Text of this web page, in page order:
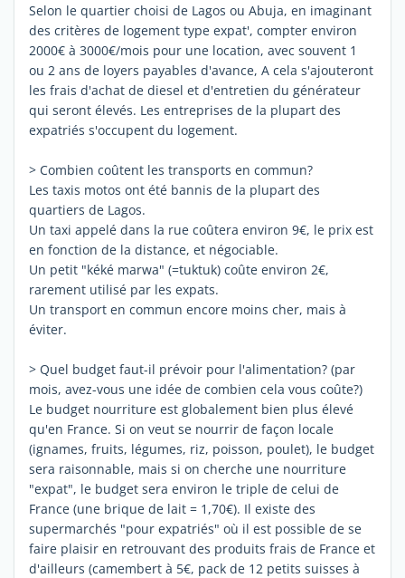
Selon le quartier choisi de Lagos ou Abuja, en imaginant
des critères de logement type expat', compter environ
2000€ à 3000€/mois pour une location, avec souvent 1
ou 2 ans de loyers payables d'avance, A cela s'ajouteront
les frais d'achat de diesel et d'entretien du générateur
qui seront élevés. Les entreprises de la plupart des
expatriés s'occupent du logement.
> Combien coûtent les transports en commun?
Les taxis motos ont été bannis de la plupart des
quartiers de Lagos.
Un taxi appelé dans la rue coûtera environ 9€, le prix est
en fonction de la distance, et négociable.
Un petit "kéké marwa" (=tuktuk) coûte environ 2€,
rarement utilisé par les expats.
Un transport en commun encore moins cher, mais à
éviter.
> Quel budget faut-il prévoir pour l'alimentation? (par
mois, avez-vous une idée de combien cela vous coûte?)
Le budget nourriture est globalement bien plus élevé
qu'en France. Si on veut se nourrir de façon locale
(ignames, fruits, légumes, riz, poisson, poulet), le budget
sera raisonnable, mais si on cherche une nourriture
"expat", le budget sera environ le triple de celui de
France (une brique de lait = 1,70€). Il existe des
supermarchés "pour expatriés" où il est possible de se
faire plaisir en retrouvant des produits frais de France et
d'ailleurs (camembert à 5€, pack de 12 petits suisses à